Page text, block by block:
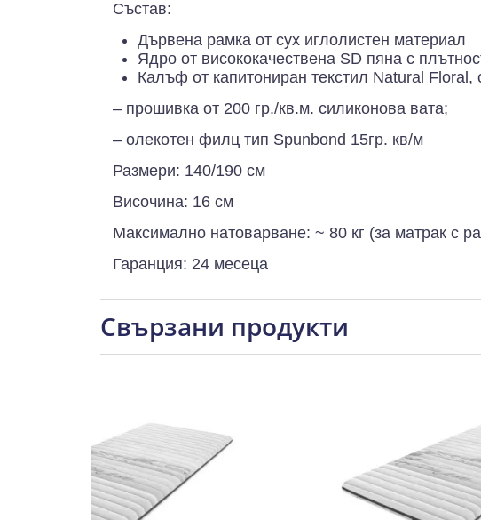
Състав:
Дървена рамка от сух иглолистен материал
Ядро от висококачествена SD пяна с
Калъф от капитониран текстил Natural
– прошивка от 200 гр./кв.м. силиконова вата;
– олекотен филц тип Spunbond 15гр. кв/м
Размери: 140/190 см
Височина: 16 см
Максимално натоварване: ~ 80 кг (за матрак с
Гаранция: 24 месеца
Свързани продукти